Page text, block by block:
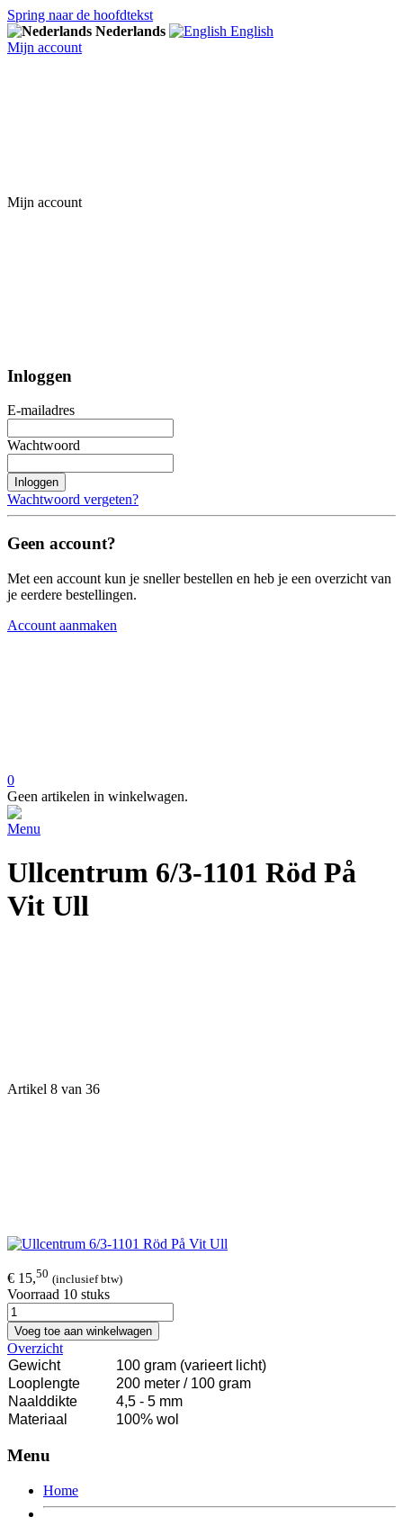
Spring naar de hoofdtekst
Nederlands
English
Mijn account
Mijn account
Inloggen
E-mailadres
Wachtwoord
Inloggen
Wachtwoord vergeten?
Geen account?
Met een account kun je sneller bestellen en heb je een overzicht van
je eerdere bestellingen.
Account aanmaken
0
Geen artikelen in winkelwagen.
Menu
Ullcentrum 6/3-1101 Röd På
Vit Ull
Artikel 8 van 36
€ 15,50 (inclusief btw)
Voorraad 10 stuks
Voeg toe aan winkelwagen
Overzicht
Gewicht
100 gram (varieert licht)
Looplengte
200 meter / 100 gram
Naalddikte
4,5 - 5 mm
Materiaal
100% wol
Menu
Home